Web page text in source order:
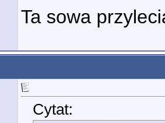
Ta sowa
Cytat: